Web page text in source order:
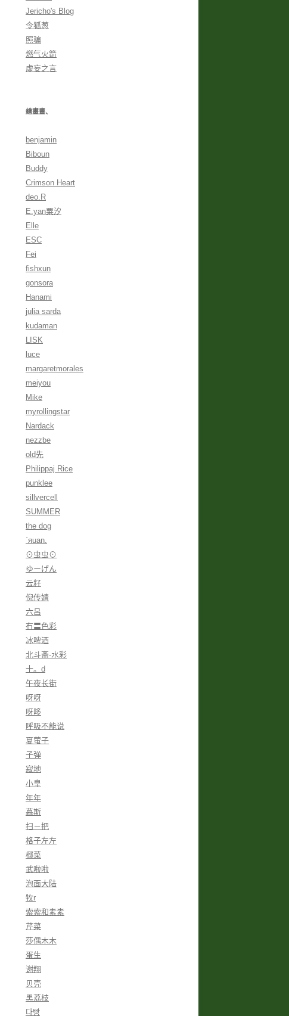
Jericho's Blog
令狐葱
照骗
燃气火箭
虛妄之言
繪畫畫、
benjamin
Biboun
Buddy
Crimson Heart
deo.R
E.yan粟汐
Elle
ESC
Fei
fishxun
gonsora
Hanami
julia sarda
kudaman
LISK
luce
margaretmorales
meiyou
Mike
myrollingstar
Nardack
nezzbe
old先
Philippaj Rice
punklee
sillvercell
SUMMER
the dog
ˋяuan.
⊙虫虫⊙
ゆーげん
云籽
倪传婧
六呂
冇〓色彩
冰啤酒
北斗斋-水彩
十。d
午夜长街
呀呀
呀哆
呼吸不能说
夏萤子
子弹
寂地
小皇
年年
慕斯
扫－把
格子左左
椰菜
武啦啦
泡面大陆
牧r
索索和素素
芹菜
莎偶木木
蛋生
谢翔
贝壳
黑荔枝
다빵